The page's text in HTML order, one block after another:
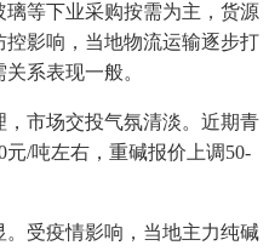
等下业采购按需为主，货源
影响，当地物流运输逐步打
系表现一般。
市场交投气氛清淡。近期青
/吨左右，重碱报价上调50-
受疫情影响，当地主力纯碱